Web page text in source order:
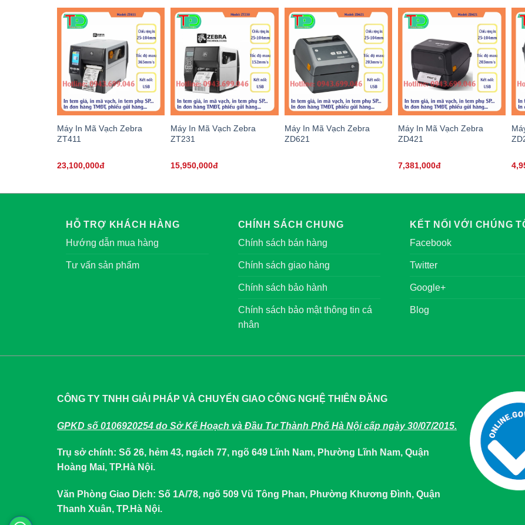
Máy In Mã Vạch Zebra
ZT411
23,100,000đ
Máy In Mã Vạch Zebra
ZT231
15,950,000đ
Máy In Mã Vạch Zebra
ZD621
Máy In Mã Vạch Zebra
ZD421
7,381,000đ
HỖ TRỢ KHÁCH HÀNG
Hướng dẫn mua hàng
Tư vấn sản phẩm
CHÍNH SÁCH CHUNG
Chính sách bán hàng
Chính sách giao hàng
Chính sách bảo hành
Chính sách bảo mật thông tin cá
nhân
KẾT NỐI VỚI CHÚNG
Facebook
Twitter
Google+
Blog
CÔNG TY TNHH GIẢI PHÁP VÀ CHUYỂN GIAO CÔNG NGHỆ THIÊN ĐĂNG
GPKD số 0106920254 do Sở Kế Hoạch và Đầu Tư Thành Phố Hà Nội cấp ngày 30/07/2015.
Trụ sở chính: Số 26, hẻm 43, ngách 77, ngõ 649 Lĩnh Nam, Phường Lĩnh Nam, Quận
Hoàng Mai, TP.Hà Nội.
Văn Phòng Giao Dịch: Số 1A/78, ngõ 509 Vũ Tông Phan, Phường Khương Đình, Quận
Thanh Xuân, TP.Hà Nội.